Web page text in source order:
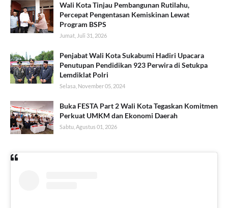
Wali Kota Tinjau Pembangunan Rutilahu,
Percepat Pengentasan Kemiskinan Lewat
Program BSPS
Jumat, Juli 31, 2026
Penjabat Wali Kota Sukabumi Hadiri Upacara
Penutupan Pendidikan 923 Perwira di Setukpa
Lemdiklat Polri
Selasa, November 05, 2024
Buka FESTA Part 2 Wali Kota Tegaskan Komitmen
Perkuat UMKM dan Ekonomi Daerah
Sabtu, Agustus 01, 2026